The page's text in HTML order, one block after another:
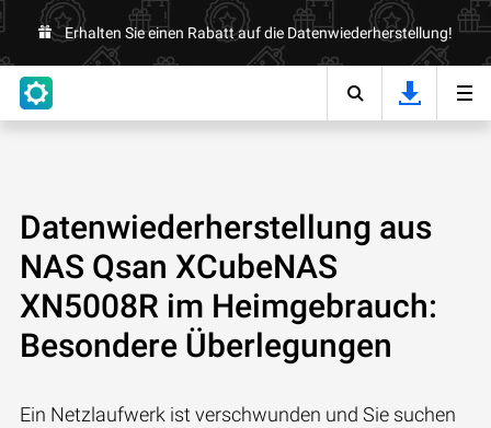
Erhalten Sie einen Rabatt auf die Datenwiederherstellung!
Datenwiederherstellung aus
NAS Qsan XCubeNAS
XN5008R im Heimgebrauch:
Besondere Überlegungen
Ein Netzlaufwerk ist verschwunden und Sie suchen